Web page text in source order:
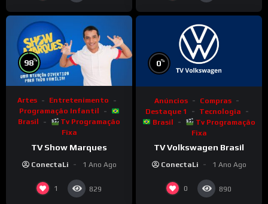
98%
Artes
Entretenimento
Programação Infantil
Brasil
Tv Programação
Fixa
TV Show Marques
ConectaLi 1 Ano Ago
1 829
0%
Anúncios
Compras
Destaque 1
Tecnologia
Brasil
Tv Programação
Fixa
TV Volkswagen Brasil
ConectaLi 1 Ano Ago
0 890